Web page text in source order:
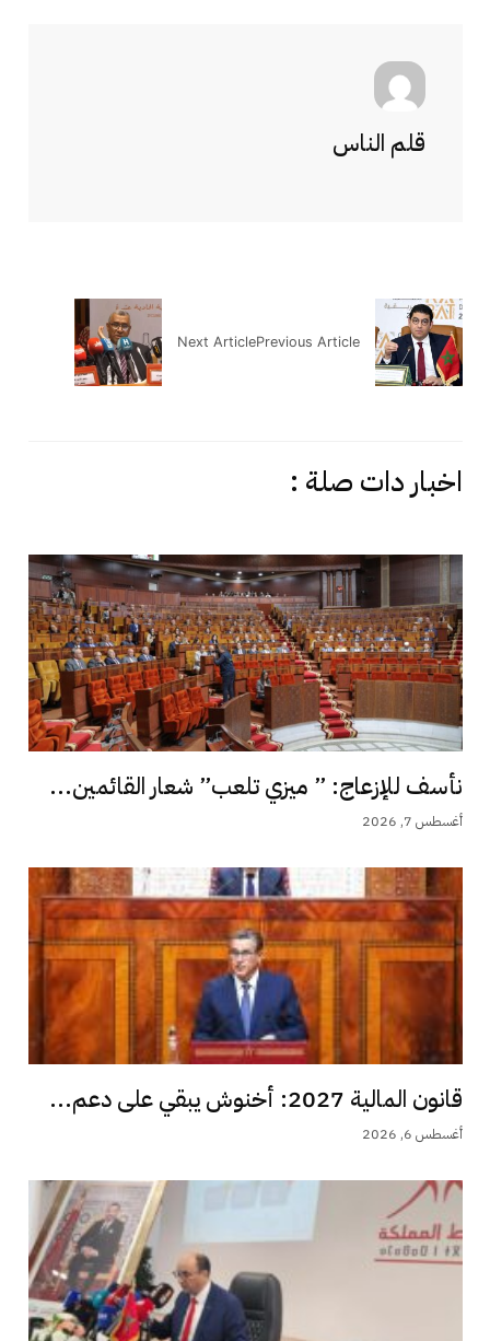
قلم الناس
Previous Article
Next Article
اخبار دات صلة :
نأسف للإزعاج: ” ميزي تلعب” شعار القائمين...
أغسطس 7, 2026
قانون المالية 2027: أخنوش يبقي على دعم...
أغسطس 6, 2026